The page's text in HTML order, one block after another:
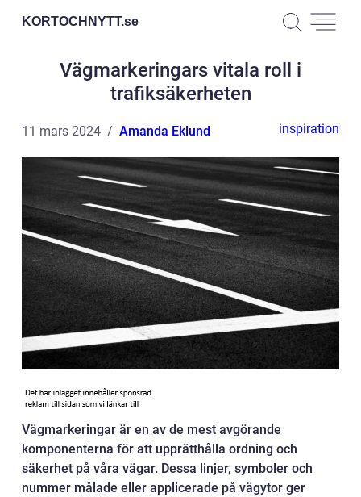
KORTOCHNYTT.se
Vägmarkeringars vitala roll i
trafiksäkerheten
11 mars 2024 Amanda Eklund inspiration
Vägmarkeringar är en av de mest avgörande
komponenterna för att upprätthålla ordning och
säkerhet på våra vägar. Dessa linjer, symboler och
nummer målade eller applicerade på vägytor ger